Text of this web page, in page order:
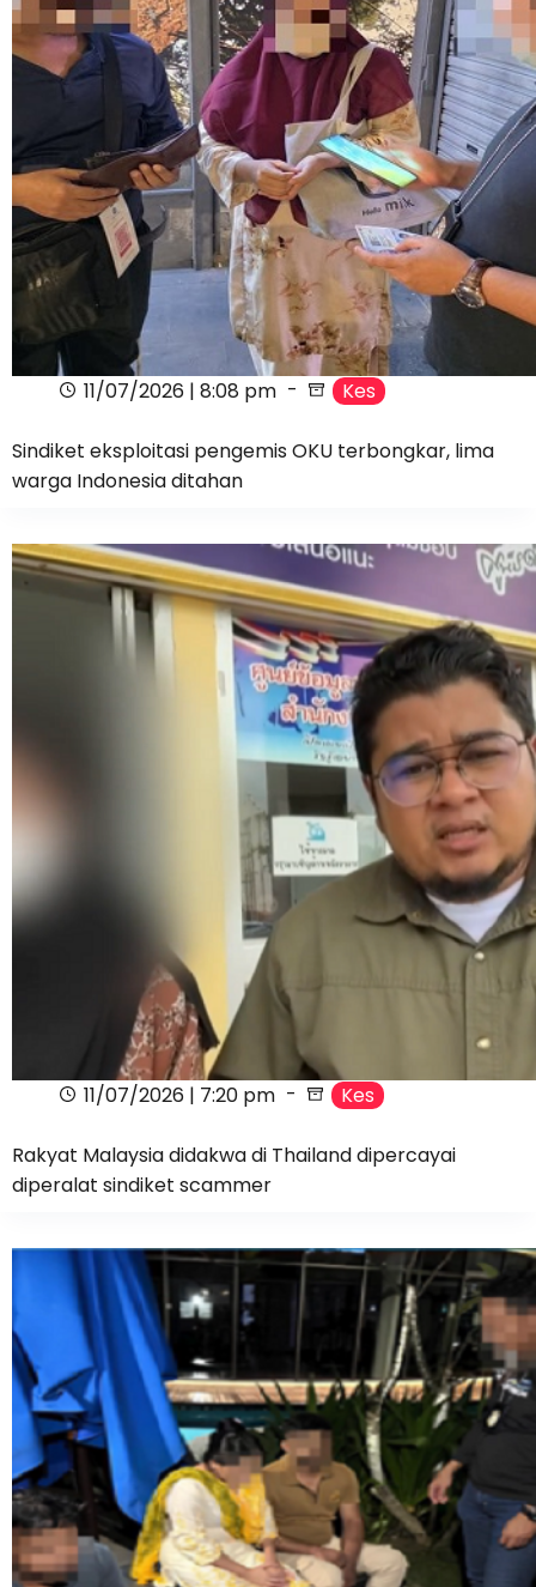
11/07/2026 | 8:08 pm Kes
Sindiket eksploitasi pengemis OKU terbongkar, lima
warga Indonesia ditahan
11/07/2026 | 7:20 pm Kes
Rakyat Malaysia didakwa di Thailand dipercayai
diperalat sindiket scammer